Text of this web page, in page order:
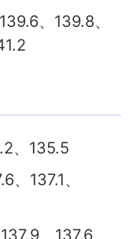
、139.8、
、135.5
137.1、
、137.6、